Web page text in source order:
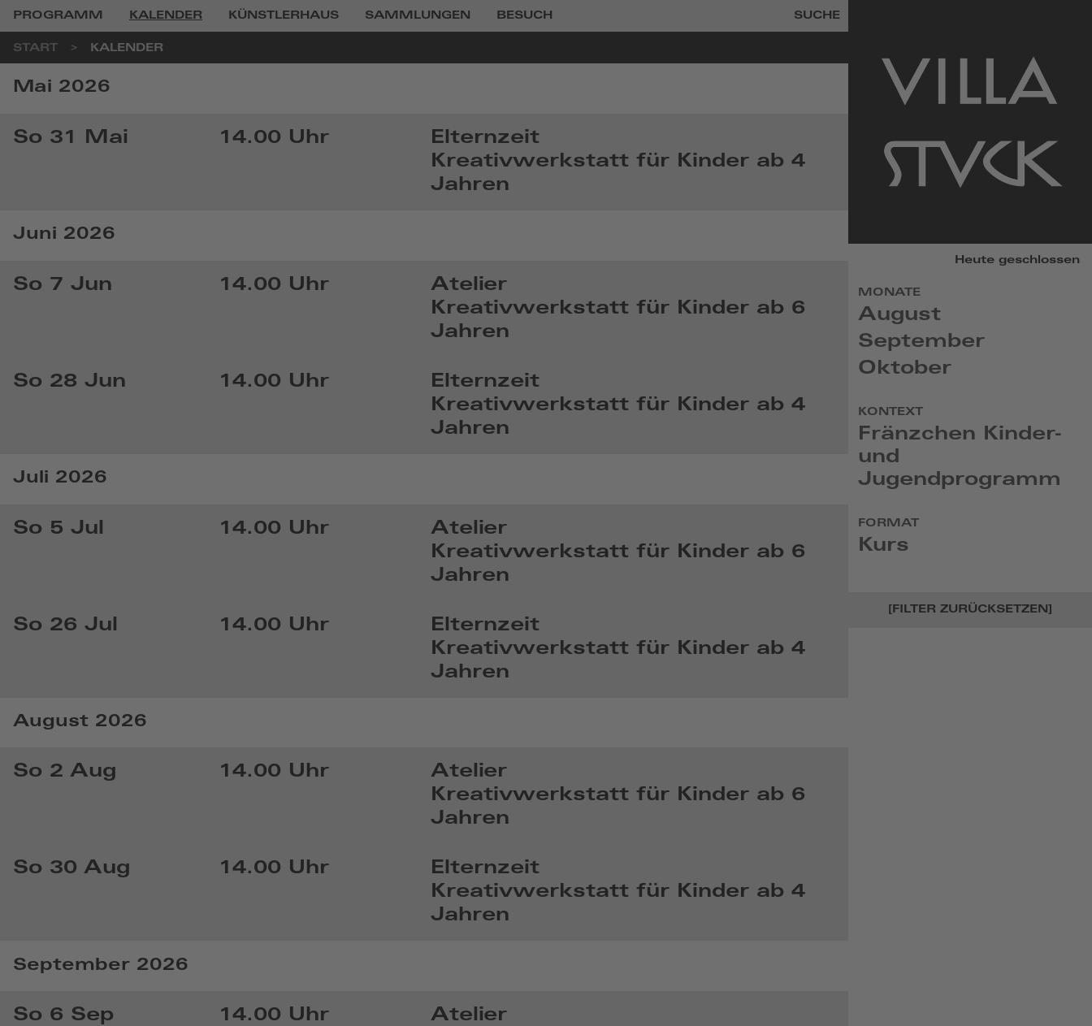
PROGRAMM KALENDER KÜNSTLERHAUS SAMMLUNGEN BESUCH SUCHE
START KALENDER
KALENDER
Mai 2026
So 31 Mai 14.00 Uhr
Elternzeit
Kreativwerkstatt für Kinder ab 4
Jahren
2026,
14:05
Juni 2026
So 7 Jun 14.00 Uhr
Atelier
Kreativwerkstatt für Kinder ab 6
Jahren
Jun
7
2026,
So 28 Jun 14.00 Uhr
Elternzeit
Kreativwerkstatt für Kinder ab 4
Jahren
2026,
14:06
Juli 2026
So 5 Jul 14.00 Uhr
Atelier
Kreativwerkstatt für Kinder ab 6
Jahren
Jul
5
2026,
So 26 Jul 14.00 Uhr
Elternzeit
Kreativwerkstatt für Kinder ab 4
Jahren
2026,
14:07
August 2026
So 2 Aug 14.00 Uhr
Atelier
Kreativwerkstatt für Kinder ab 6
Jahren
Aug
2
2026,
So 30 Aug 14.00 Uhr
Elternzeit
Kreativwerkstatt für Kinder ab 4
Jahren
2026,
September 2026
So 6 Sep 14.00 Uhr
Atelier
Heute geschlossen
MONATE
August
September
Oktober
KONTEXT
Fränzchen Kinder-
und
Jugendprogramm
FORMAT
Kurs
[FILTER ZURÜCKSETZEN]